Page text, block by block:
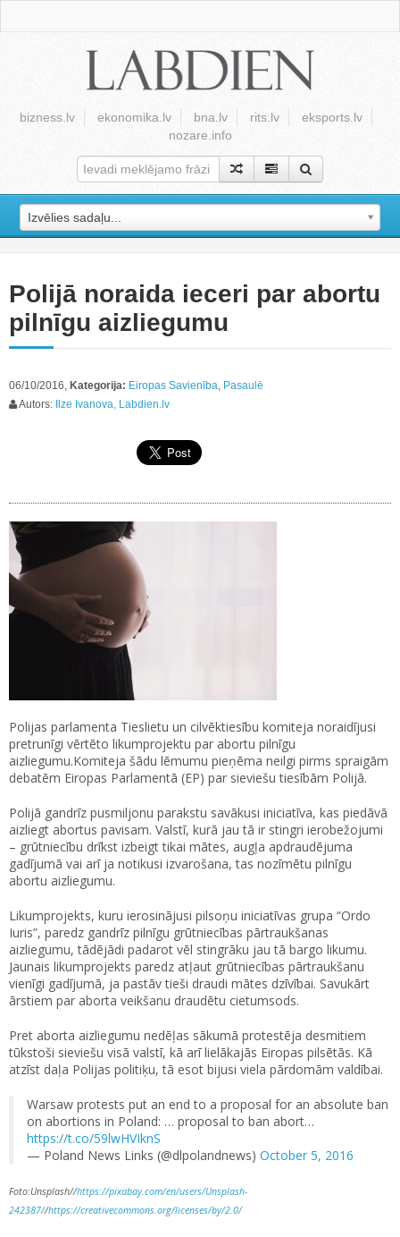
bizness.lv ekonomika.lv bna.lv rits.lv
eksports.lv
nozare.info
Izvēlies sadaļu...
Polijā noraida ieceri par abortu
pilnīgu aizliegumu
06/10/2016, Kategorija: Eiropas Savienība, Pasaulē
Autors:
Ilze Ivanova, Labdien.lv
Polijas parlamenta Tieslietu un cilvēktiesību komiteja noraidījusi
pretrunīgi vērtēto likumprojektu par abortu pilnīgu
aizliegumu.Komiteja šādu lēmumu pieņēma neilgi pirms spraigām
debatēm Eiropas Parlamentā (EP) par sieviešu tiesībām Polijā.
Polijā gandrīz pusmiljonu parakstu savākusi iniciatīva, kas piedāvā
aizliegt abortus pavisam. Valstī, kurā jau tā ir stingri ierobežojumi
– grūtniecību drīkst izbeigt tikai mātes, augļa apdraudējuma
gadījumā vai arī ja notikusi izvarošana, tas nozīmētu pilnīgu
abortu aizliegumu.
Likumprojekts, kuru ierosinājusi pilsoņu iniciatīvas grupa “Ordo
Iuris”, paredz gandrīz pilnīgu grūtniecības pārtraukšanas
aizliegumu, tādējādi padarot vēl stingrāku jau tā bargo likumu.
Jaunais likumprojekts paredz atļaut grūtniecības pārtraukšanu
vienīgi gadījumā, ja pastāv tieši draudi mātes dzīvībai. Savukārt
ārstiem par aborta veikšanu draudētu cietumsods.
Pret aborta aizliegumu nedēļas sākumā protestēja desmitiem
tūkstoši sieviešu visā valstī, kā arī lielākajās Eiropas pilsētās. Kā
atzīst daļa Polijas politiķu, tā esot bijusi viela pārdomām valdībai.
Warsaw protests put an end to a proposal for an absolute ban
on abortions in Poland: … proposal to ban abort…
https://t.co/59lwHVIknS
— Poland News Links (@dlpolandnews) October 5, 2016
Foto:Unsplash//https://pixabay.com/en/users/Unsplash-
242387//https://creativecommons.org/licenses/by/2.0/